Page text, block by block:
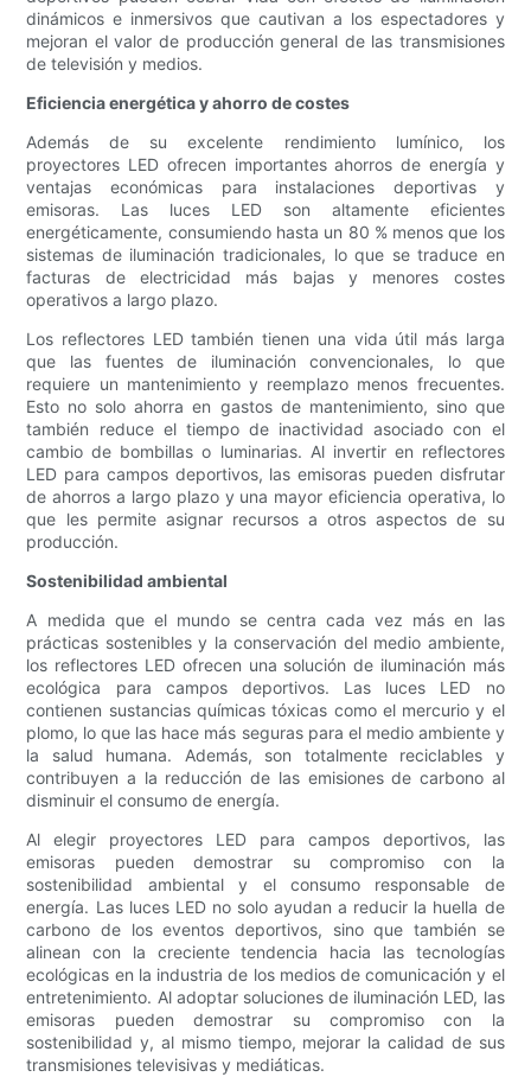
dinámicos e inmersivos que cautivan a los espectadores y
mejoran el valor de producción general de las transmisiones
de televisión y medios.
Eficiencia energética y ahorro de costes
Además de su excelente rendimiento lumínico, los
proyectores LED ofrecen importantes ahorros de energía y
ventajas económicas para instalaciones deportivas y
emisoras. Las luces LED son altamente eficientes
energéticamente, consumiendo hasta un 80 % menos que los
sistemas de iluminación tradicionales, lo que se traduce en
facturas de electricidad más bajas y menores costes
operativos a largo plazo.
Los reflectores LED también tienen una vida útil más larga
que las fuentes de iluminación convencionales, lo que
requiere un mantenimiento y reemplazo menos frecuentes.
Esto no solo ahorra en gastos de mantenimiento, sino que
también reduce el tiempo de inactividad asociado con el
cambio de bombillas o luminarias. Al invertir en reflectores
LED para campos deportivos, las emisoras pueden disfrutar
de ahorros a largo plazo y una mayor eficiencia operativa, lo
que les permite asignar recursos a otros aspectos de su
producción.
Sostenibilidad ambiental
A medida que el mundo se centra cada vez más en las
prácticas sostenibles y la conservación del medio ambiente,
los reflectores LED ofrecen una solución de iluminación más
ecológica para campos deportivos. Las luces LED no
contienen sustancias químicas tóxicas como el mercurio y el
plomo, lo que las hace más seguras para el medio ambiente y
la salud humana. Además, son totalmente reciclables y
contribuyen a la reducción de las emisiones de carbono al
disminuir el consumo de energía.
Al elegir proyectores LED para campos deportivos, las
emisoras pueden demostrar su compromiso con la
sostenibilidad ambiental y el consumo responsable de
energía. Las luces LED no solo ayudan a reducir la huella de
carbono de los eventos deportivos, sino que también se
alinean con la creciente tendencia hacia las tecnologías
ecológicas en la industria de los medios de comunicación y el
entretenimiento. Al adoptar soluciones de iluminación LED, las
emisoras pueden demostrar su compromiso con la
sostenibilidad y, al mismo tiempo, mejorar la calidad de sus
transmisiones televisivas y mediáticas.